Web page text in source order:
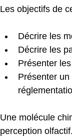
Les objectifs de
Décrire les
Décrire les
Présenter
Présenter un
Une molécule
perception